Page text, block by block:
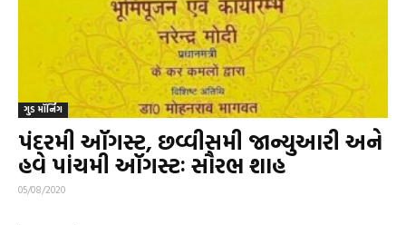
ગુડ મૉર્નિંગ
પંદરમી ઑગસ્ટ, છવ્વીસમી જાન્યુઆરી અને
હવે પાંચમી ઑગસ્ટઃ સૌરભ શાહ
05/08/2020